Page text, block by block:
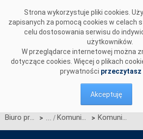
Strona wykorzystuje pliki cookies.
zapisanych za pomocą cookies w celach
celu dostosowania serwisu do
użytkowników.
W przeglądarce internetowej można
dotyczące cookies. Więcej o plikach
prywatności
Akceptuję
Biuro prasowe > Komunikaty OSP > Komunikat dotyczący prawa do rekompensaty za redysponowanie nierynkowe instalacji wiatrowych w dniu 9 marca 2025 r.